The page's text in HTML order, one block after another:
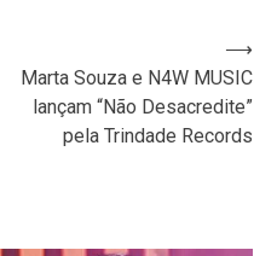
Marta Souza e N4W MUSIC
lançam “Não Desacredite”
pela Trindade Records
⟶